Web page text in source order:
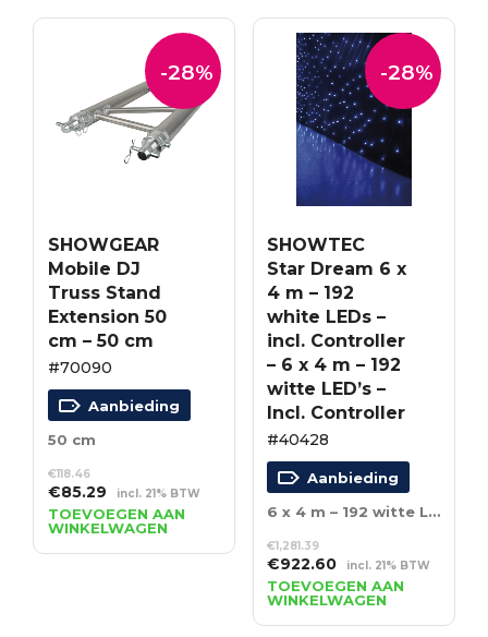
-28%
SHOWGEAR
Mobile DJ
Truss Stand
Extension 50
cm – 50 cm
#70090
Aanbieding
50 cm
€118.46
Oorspronkelijke
prijs
was:
€118.46.
€85.29Huidige
prijs
is:
€85.29.
incl. 21% BTW
TOEVOEGEN AAN
WINKELWAGEN
-28%
SHOWTEC
Star Dream 6 x
4 m – 192
white LEDs –
incl. Controller
– 6 x 4 m – 192
witte LED’s –
Incl. Controller
#40428
Aanbieding
6 x 4 m – 192 witte LED’s – Incl. Controller
€1,281.39
Oorspronkelijke
prijs
was:
€1,281.39.
€922.60Huidige
prijs
is:
€922.60.
incl. 21% BTW
TOEVOEGEN AAN
WINKELWAGEN